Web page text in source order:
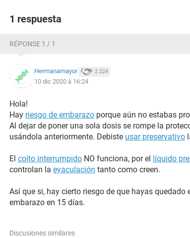
1 respuesta
RÉPONSE 1 / 1
Hermanamayor 2.224
10 dic 2020 à 16:24
Hola!
Hay riesgo de embarazo porque aún no estabas
Al dejar de poner una sola dosis se rompe la
usándola anteriormente. Debiste usar preservativo
El coito interrumpido NO funciona, por el líquido
controlan la eyaculación tanto como creen.
Así que si, hay cierto riesgo de que hayas quedado
embarazo en 15 días.
Discusiones similares